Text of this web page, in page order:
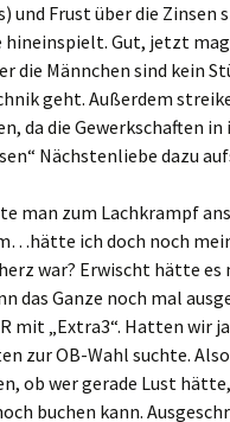
Frust über die Zinsen
hineinspielt. Gut, jetzt
die Männchen sind kein
geht. Außerdem
da die Gewerkschaften
Nächstenliebe dazu
man zum Lachkrampf
ich doch noch
war? Erwischt hätte
das Ganze noch mal
mit „Extra3“. Hatten wir
zur OB-Wahl suchte.
ob wer gerade Lust
buchen kann.